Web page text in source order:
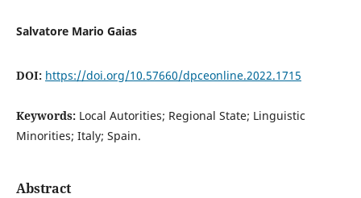
Salvatore Mario Gaias
DOI: https://doi.org/10.57660/dpceonline.2022.1715
Keywords: Local Autorities; Regional State; Linguistic
Minorities; Italy; Spain.
Abstract